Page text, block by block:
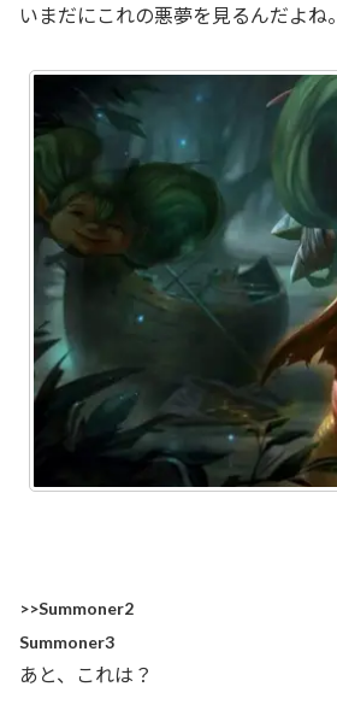
いまだにこれの悪夢を見るんだよね。
>>Summoner2
Summoner3
あと、これは？